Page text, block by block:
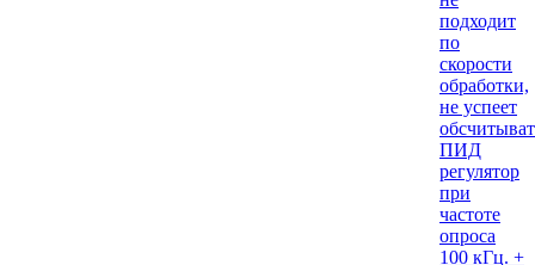
подходит
по
скорости
обработки,
не успеет
ПИД
регулятор
при
частоте
опроса
100 кГц. +